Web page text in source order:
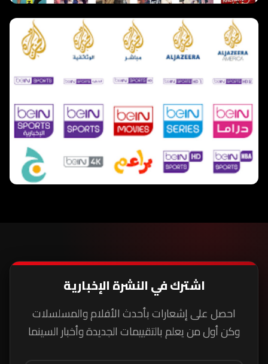
مسلسلات تركية
980 مسلسل
اشترك في النشرة الإخبارية
احصل على إشعارات بأحدث الأفلام والمسلسلات
وكن أول من يعلم بالتقييمات الجديدة وأخبار السينما